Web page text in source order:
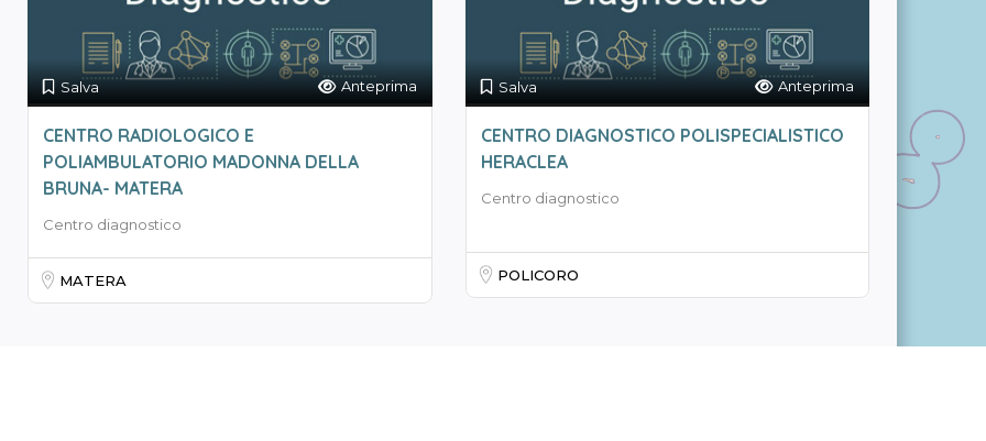
Salva Anteprima
CENTRO RADIOLOGICO E
POLIAMBULATORIO MADONNA DELLA
BRUNA- MATERA
Centro diagnostico
MATERA
Salva Anteprima
CENTRO DIAGNOSTICO POLISPECIALISTICO
HERACLEA
Centro diagnostico
POLICORO